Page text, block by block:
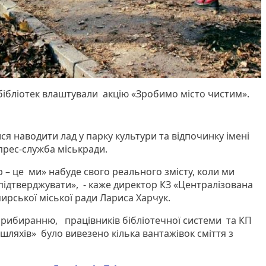
влаштували акцію «Зробимо місто чистим».
наводити лад у парку культури та відпочинку імені
служба міськради.
це ми» набуде свого реального змісту, коли ми
- каже директор КЗ «Централізована
міської ради Лариса Харчук.
працівників бібліотечної системи та КП
було вивезено кілька вантажівок сміття з